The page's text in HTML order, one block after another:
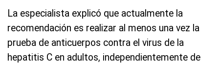
La especialista explicó que actualmente la
recomendación es realizar al menos una vez la
prueba de anticuerpos contra el virus de la
hepatitis C en adultos, independientemente de